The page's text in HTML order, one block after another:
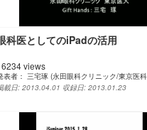
科医としてのiPadの活用
views
表者： 三宅琢 (永田眼科クリニック/東京医
載日: 2013.04.01 収録日: 2013.01.23